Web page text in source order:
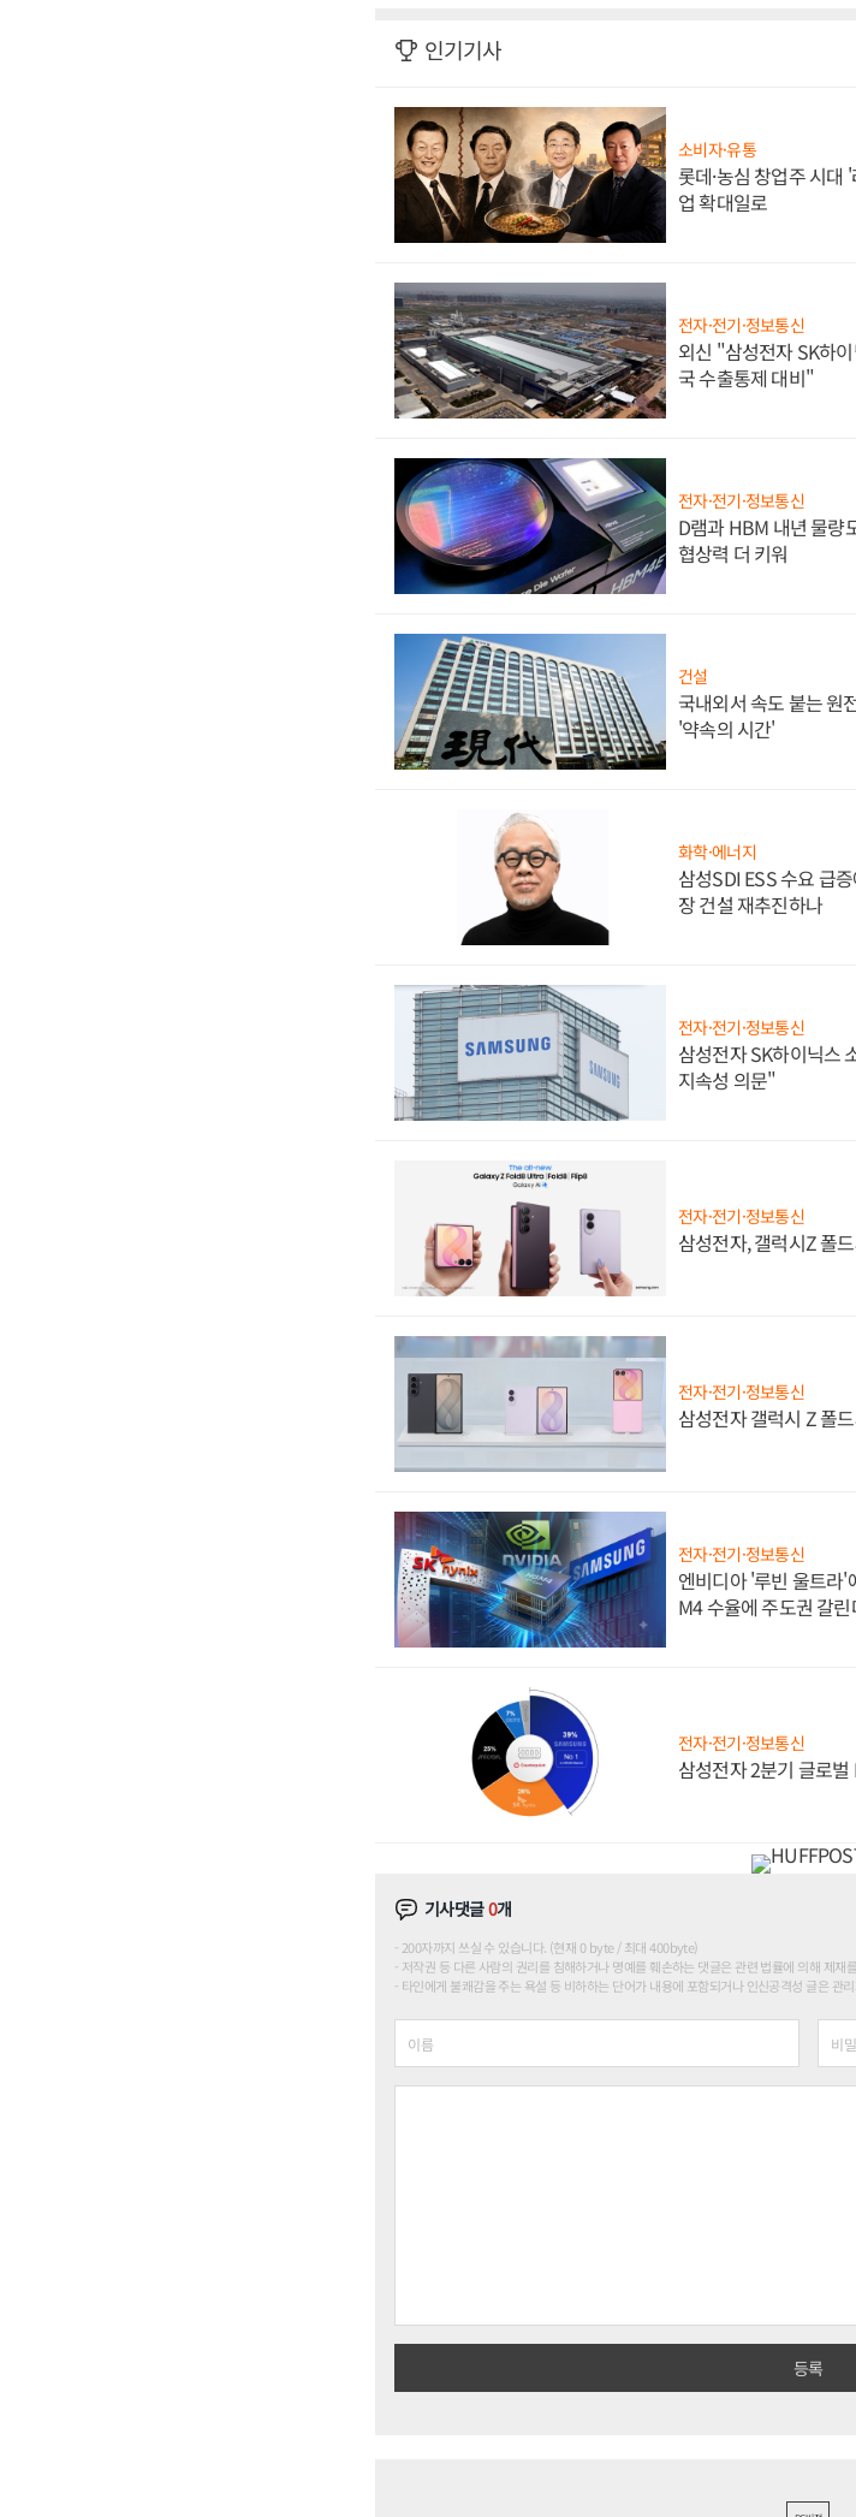
인기기사
소비자·유통
롯데·농심 창업주 시대
업 확대일로
전자·전기·정보통신
외신 "삼성전자 SK하
국 수출통제 대비"
전자·전기·정보통신
D램과 HBM 내년 물량
협상력 더 키워
건설
국내외서 속도 붙는 원
'약속의 시간'
화학·에너지
삼성SDI ESS 수요 급
장 건설 재추진하나
전자·전기·정보통신
삼성전자 SK하이닉스
지속성 의문"
전자·전기·정보통신
삼성전자, 갤럭시Z 폴
전자·전기·정보통신
삼성전자 갤럭시 Z 폴
전자·전기·정보통신
엔비디아 '루빈 울트라'
M4 수율에 주도권 갈린
전자·전기·정보통신
삼성전자 2분기 글로
기사댓글0개
200자까지 쓰실 수 있습니다. (현재 0 byte / 최대 400byte)
저작권 등 다른 사람의 권리를 침해하거나 명예를 훼손하는 댓글은 관련 법률에 의해 제재
타인에게 불쾌감을 주는 욕설 등 비하하는 단어가 내용에 포함되거나 인신공격성 글은 관